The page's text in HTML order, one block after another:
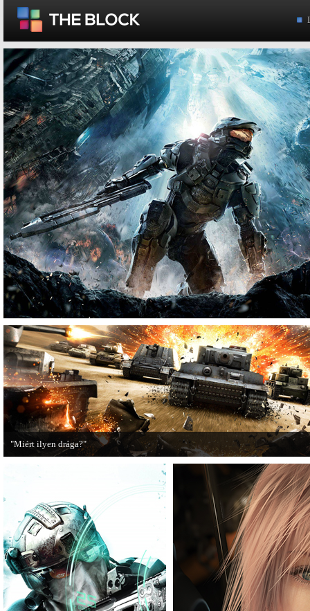
"Miért ilyen drága?"
A PC Guru utánajárt, miért kerülnek olyan sokba a AAA-kategóriás